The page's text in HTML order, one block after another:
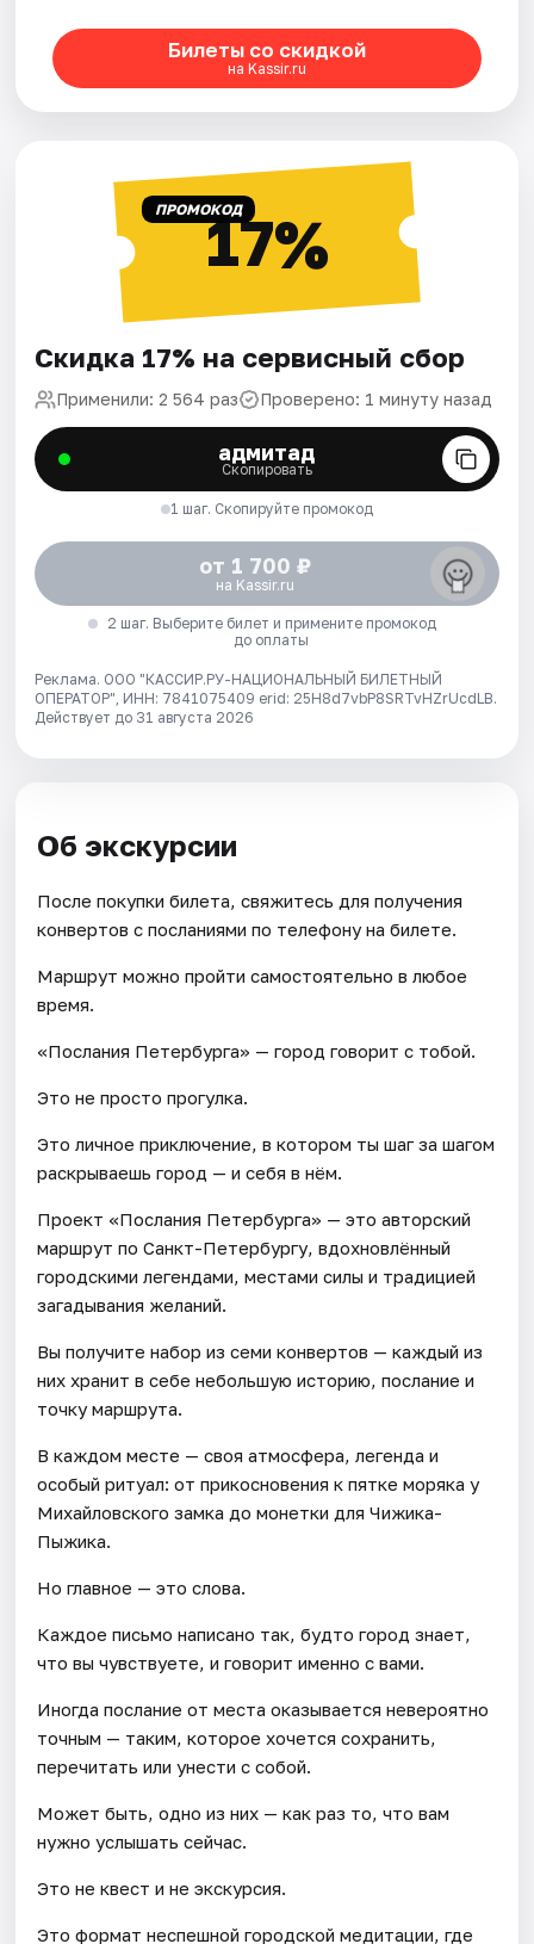
Билеты со скидкой
на Kassir.ru
ПРОМОКОД17%
Скидка 17% на сервисный сбор
Применили: 2 564 раз Проверено: 1 минуту назад
адмитад
Скопировать
1 шаг. Скопируйте промокод
от 1 700 ₽
на Kassir.ru
2 шаг. Выберите билет и примените промокод
до оплаты
Реклама. ООО "КАССИР.РУ-НАЦИОНАЛЬНЫЙ БИЛЕТНЫЙ
ОПЕРАТОР", ИНН: 7841075409 erid: 25H8d7vbP8SRTvHZrUcdLB.
Действует до 31 августа 2026
Об экскурсии
После покупки билета, свяжитесь для получения
конвертов с посланиями по телефону на билете.
Маршрут можно пройти самостоятельно в любое
время.
«Послания Петербурга» — город говорит с тобой.
Это не просто прогулка.
Это личное приключение, в котором ты шаг за шагом
раскрываешь город — и себя в нём.
Проект «Послания Петербурга» — это авторский
маршрут по Санкт-Петербургу, вдохновлённый
городскими легендами, местами силы и традицией
загадывания желаний.
Вы получите набор из семи конвертов — каждый из
них хранит в себе небольшую историю, послание и
точку маршрута.
В каждом месте — своя атмосфера, легенда и
особый ритуал: от прикосновения к пятке моряка у
Михайловского замка до монетки для Чижика-
Пыжика.
Но главное — это слова.
Каждое письмо написано так, будто город знает,
что вы чувствуете, и говорит именно с вами.
Иногда послание от места оказывается невероятно
точным — таким, которое хочется сохранить,
перечитать или унести с собой.
Может быть, одно из них — как раз то, что вам
нужно услышать сейчас.
Это не квест и не экскурсия.
Это формат неспешной городской медитации, где